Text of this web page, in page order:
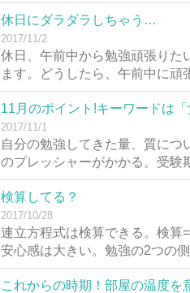
休日にダラダラしちゃう…
2017/11/2
休日、午前中から勉強頑張りた
ます。どうしたら、午前中に頑
11月のポイント!キーワードは
2017/11/1
自分の勉強してきた量、質につ
のプレッシャーがかかる。受験
検算してる？
2017/10/28
連立方程式は検算できる。検算
安心感は大きい。勉強の2つの側
これからの時期！部屋の温度を